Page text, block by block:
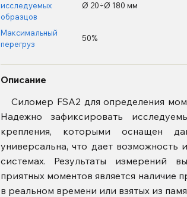
исследуемых
образцов
Ø 20÷Ø 180 мм
Максимальный
перегруз
50%
Описание
Силомер FSA2 для определения
Надежно зафиксировать
крепления, которыми оснащен
универсальна, что дает возможность
системах. Результаты измерений
приятных моментов является наличие
в реальном времени или взятых из